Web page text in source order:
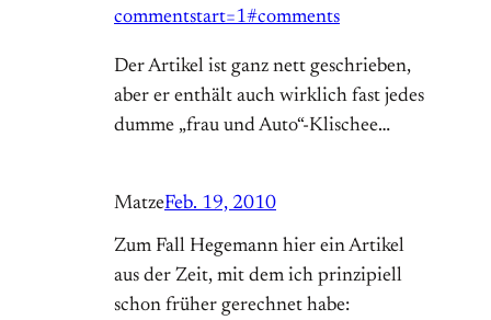
commentstart=1#comments
Der Artikel ist ganz nett geschrieben,
aber er enthält auch wirklich fast jedes
dumme „frau und Auto“-Klischee…
MatzeFeb. 19, 2010
Zum Fall Hegemann hier ein Artikel
aus der Zeit, mit dem ich prinzipiell
schon früher gerechnet habe: